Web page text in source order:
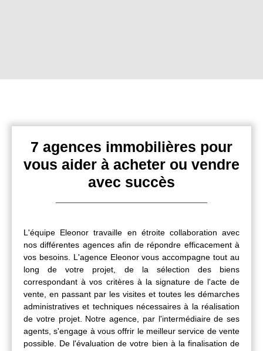
7 agences immobilières pour
vous aider à acheter ou vendre
avec succès
L'équipe Eleonor travaille en étroite collaboration avec
nos différentes agences afin de répondre efficacement à
vos besoins. L'agence Eleonor vous accompagne tout au
long de votre projet, de la sélection des biens
correspondant à vos critères à la signature de l'acte de
vente, en passant par les visites et toutes les démarches
administratives et techniques nécessaires à la réalisation
de votre projet. Notre agence, par l'intermédiaire de ses
agents, s'engage à vous offrir le meilleur service de vente
possible. De l'évaluation de votre bien à la finalisation de